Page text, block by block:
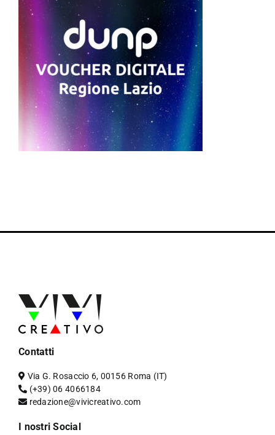
Contatti
Via G. Rosaccio 6, 00156 Roma (IT)
(+39) 06 4066184
redazione@vivicreativo.com
I nostri Social